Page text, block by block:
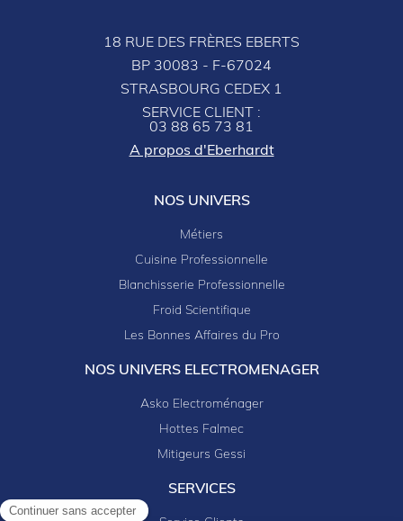
Continuer sans accepter
18 RUE DES FRÈRES EBERTS
BP 30083 - F-67024
STRASBOURG CEDEX 1
SERVICE CLIENT :
03 88 65 73 81
A propos d'Eberhardt
NOS UNIVERS
Métiers
Cuisine Professionnelle
Blanchisserie Professionnelle
Froid Scientifique
Les Bonnes Affaires du Pro
NOS UNIVERS ELECTROMENAGER
Asko Electroménager
Hottes Falmec
Mitigeurs Gessi
SERVICES